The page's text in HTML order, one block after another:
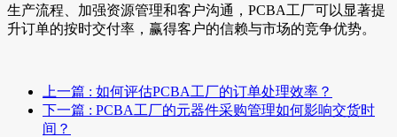
生产流程、加强资源管理和客户沟通，PCBA工厂可以显著提
升订单的按时交付率，赢得客户的信赖与市场的竞争优势。
上一篇 : 如何评估PCBA工厂的订单处理效率？
下一篇 : PCBA工厂的元器件采购管理如何影响交货时
间？